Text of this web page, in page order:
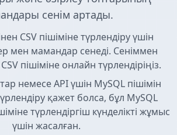
сенім артады.
CSV пішіміне түрлендіру үшін
мен мамандар сенеді. Сеніммен
пішіміне онлайн түрлендіріңіз.
немесе API үшін MySQL пішімін
қажет болса, бұл MySQL
түрлендіргіш күнделікті жұмыс
үшін жасалған.